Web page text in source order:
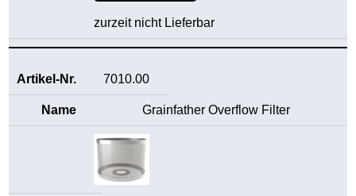
zurzeit nicht Lieferbar
7010.00
Grainfather Overflow Filter